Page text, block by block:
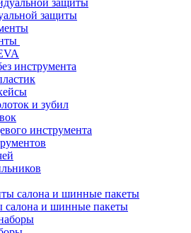
защиты
инструмента
и зубил
инструмента
салона и шинные пакеты